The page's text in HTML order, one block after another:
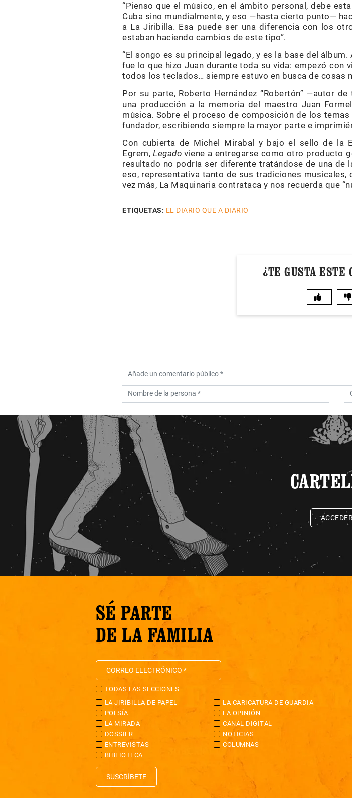
“Pienso que el músico, en el ámbito personal, debe
Cuba sino mundialmente, y eso —hasta cierto punto—
a La Jiribilla. Esa puede ser una diferencia con los
estaban haciendo cambios de este tipo”.
“El songo es su principal legado, y es la base del
fue lo que hizo Juan durante toda su vida: empezó con
todos los teclados… siempre estuvo en busca de cosas
Por su parte, Roberto Hernández “Robertón” —autor
una producción a la memoria del maestro Juan
música. Sobre el proceso de composición de los
fundador, escribiendo siempre la mayor parte e
Con cubierta de Michel Mirabal y bajo el sello de la
Egrem,Legado viene a entregarse como otro producto
resultado no podría ser diferente tratándose de una de
eso, representativa tanto de sus tradiciones
vez más, La Maquinaria contrataca y nos recuerda que
ETIQUETAS: EL DIARIO QUE A DIARIO
¿TE GUSTA ESTE
SÉ PARTE
DE LA FAMILIA
TODAS LAS SECCIONES
LA JIRIBILLA DE PAPEL
LA CARICATURA DE GUARDIA
POESÍA
LA OPINIÓN
LA MIRADA
CANAL DIGITAL
DOSSIER
NOTICIAS
ENTREVISTAS
COLUMNAS
BIBLIOTECA
SUSCRÍBETE